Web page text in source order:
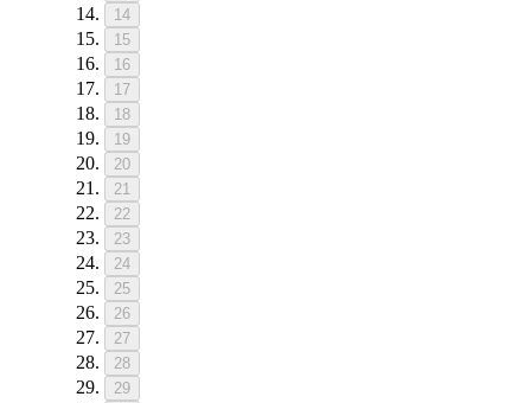
14
15
16
17
18
19
20
21
22
23
24
25
26
27
28
29